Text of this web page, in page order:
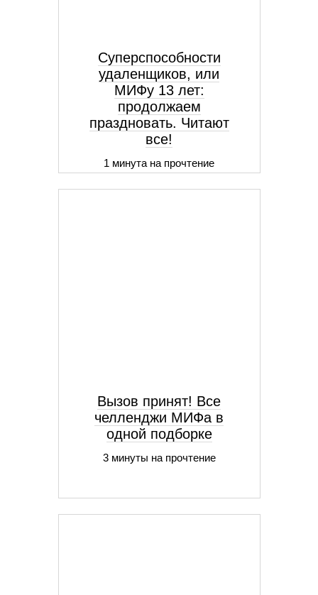
Суперспособности
удаленщиков, или
МИФу 13 лет:
продолжаем
праздновать. Читают
все!
1 минута на прочтение
Вызов принят! Все
челленджи МИФа в
одной подборке
3 минуты на прочтение